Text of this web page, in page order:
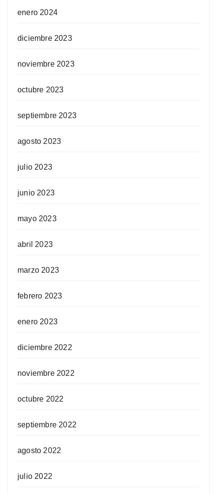
enero 2024
diciembre 2023
noviembre 2023
octubre 2023
septiembre 2023
agosto 2023
julio 2023
junio 2023
mayo 2023
abril 2023
marzo 2023
febrero 2023
enero 2023
diciembre 2022
noviembre 2022
octubre 2022
septiembre 2022
agosto 2022
julio 2022